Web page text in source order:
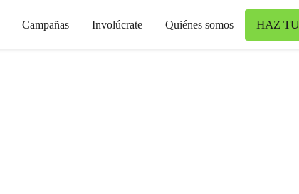
Campañas Involúcrate Quiénes somos HAZ